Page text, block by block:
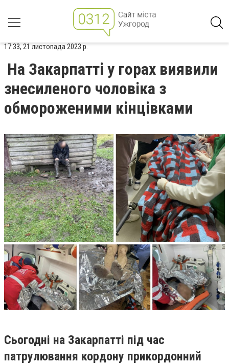
17:33, 21 листопада 2023 р.
На Закарпатті у горах виявили
знесиленого чоловіка з
обмороженими кінцівками
Сьогодні на Закарпатті під час
патрулювання кордону прикордонний